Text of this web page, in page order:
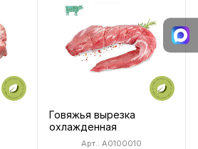
Говяжья вырезка
охлажденная
Арт.: A0100010